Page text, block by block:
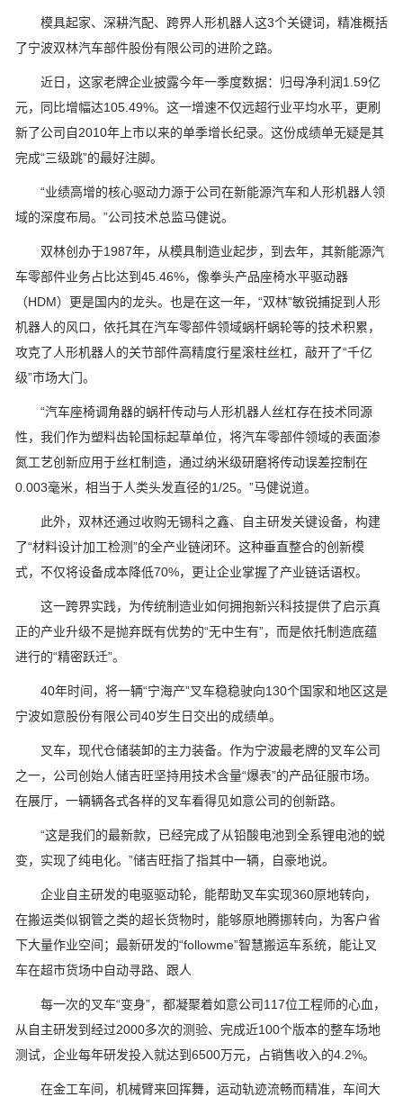
模具起家、深耕汽配、跨界人形机器人这3个关键词，精准概括
了宁波双林汽车部件股份有限公司的进阶之路。
近日，这家老牌企业披露今年一季度数据：归母净利润1.59亿
元，同比增幅达105.49%。这一增速不仅远超行业平均水平，更刷
新了公司自2010年上市以来的单季增长纪录。这份成绩单无疑是其
完成“三级跳”的最好注脚。
“业绩高增的核心驱动力源于公司在新能源汽车和人形机器人领
域的深度布局。”公司技术总监马健说。
双林创办于1987年，从模具制造业起步，到去年，其新能源汽
车零部件业务占比达到45.46%，像拳头产品座椅水平驱动器
（HDM）更是国内的龙头。也是在这一年，“双林”敏锐捕捉到人形
机器人的风口，依托其在汽车零部件领域蜗杆蜗轮等的技术积累，
攻克了人形机器人的关节部件高精度行星滚柱丝杠，敲开了“千亿
级”市场大门。
“汽车座椅调角器的蜗杆传动与人形机器人丝杠存在技术同源
性，我们作为塑料齿轮国标起草单位，将汽车零部件领域的表面渗
氮工艺创新应用于丝杠制造，通过纳米级研磨将传动误差控制在
0.003毫米，相当于人类头发直径的1/25。”马健说道。
此外，双林还通过收购无锡科之鑫、自主研发关键设备，构建
了“材料设计加工检测”的全产业链闭环。这种垂直整合的创新模
式，不仅将设备成本降低70%，更让企业掌握了产业链话语权。
这一跨界实践，为传统制造业如何拥抱新兴科技提供了启示真
正的产业升级不是抛弃既有优势的“无中生有”，而是依托制造底蕴
进行的“精密跃迁”。
40年时间，将一辆“宁海产”叉车稳稳驶向130个国家和地区这是
宁波如意股份有限公司40岁生日交出的成绩单。
叉车，现代仓储装卸的主力装备。作为宁波最老牌的叉车公司
之一，公司创始人储吉旺坚持用技术含量“爆表”的产品征服市场。
在展厅，一辆辆各式各样的叉车看得见如意公司的创新路。
“这是我们的最新款，已经完成了从铅酸电池到全系锂电池的蜕
变，实现了纯电化。”储吉旺指了指其中一辆，自豪地说。
企业自主研发的电驱驱动轮，能帮助叉车实现360原地转向，
在搬运类似钢管之类的超长货物时，能够原地腾挪转向，为客户省
下大量作业空间；最新研发的“followme”智慧搬运车系统，能让叉
车在超市货场中自动寻路、跟人
每一次的叉车“变身”，都凝聚着如意公司117位工程师的心血，
从自主研发到经过2000多次的测验、完成近100个版本的整车场地
测试，企业每年研发投入就达到6500万元，占销售收入的4.2%。
在金工车间，机械臂来回挥舞，运动轨迹流畅而精准，车间大